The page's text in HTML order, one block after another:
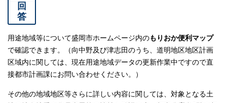
回
答
用途地域等について盛岡市ホームページ内のもりおか便利マップ
で確認できます。（向中野及び津志田のうち、道明地区地区計画
区域内に関しては、現在用途地域データの更新作業中ですので直
接都市計画課にお問い合わせください。）
その他の地域地区等さらに詳しい内容に関しては、対象となる土